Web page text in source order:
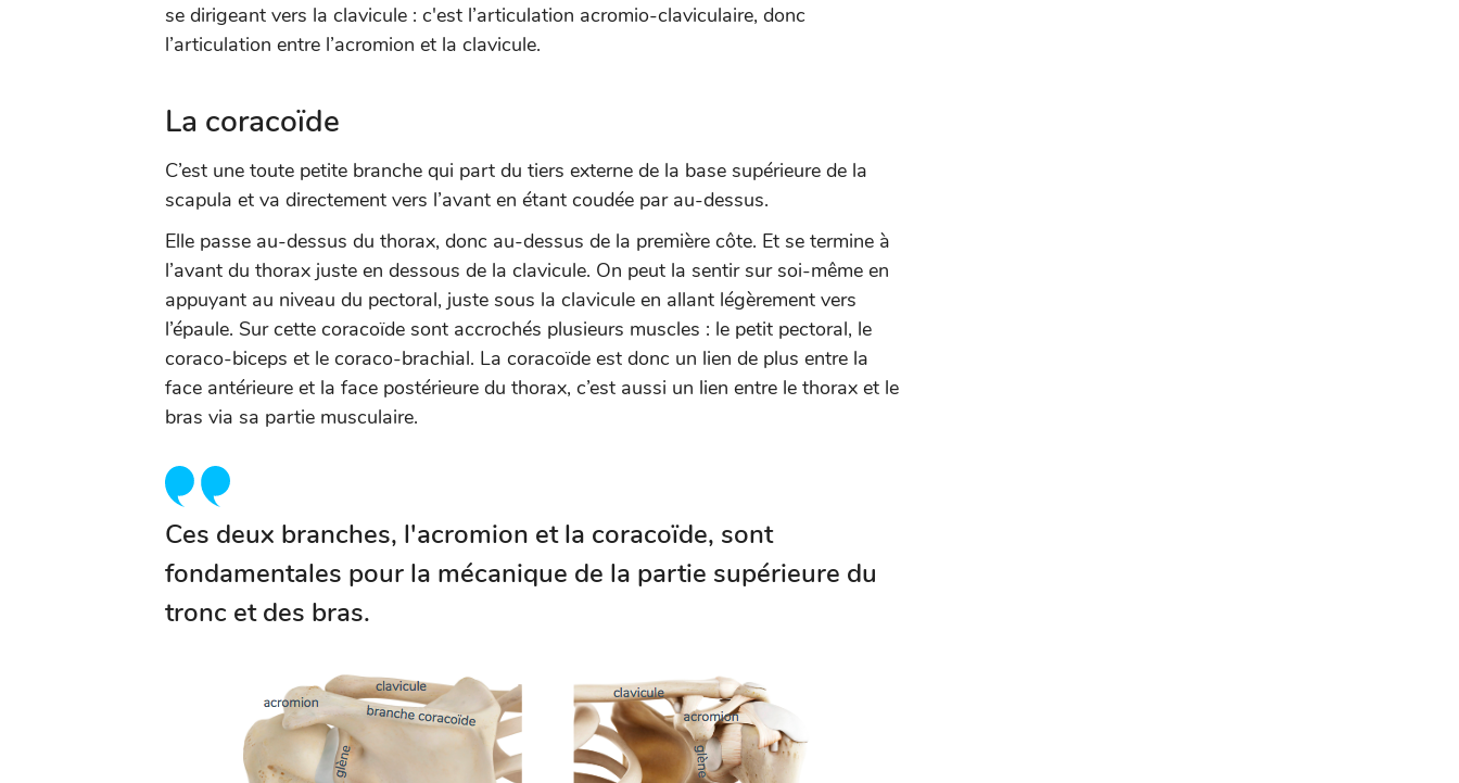
se dirigeant vers la clavicule : c'est l’articulation acromio-claviculaire, donc
l’articulation entre l’acromion et la clavicule.
La coracoïde
C’est une toute petite branche qui part du tiers externe de la base supérieure de la
scapula et va directement vers l’avant en étant coudée par au-dessus.
Elle passe au-dessus du thorax, donc au-dessus de la première côte. Et se termine à
l’avant du thorax juste en dessous de la clavicule. On peut la sentir sur soi-même en
appuyant au niveau du pectoral, juste sous la clavicule en allant légèrement vers
l’épaule. Sur cette coracoïde sont accrochés plusieurs muscles : le petit pectoral, le
coraco-biceps et le coraco-brachial. La coracoïde est donc un lien de plus entre la
face antérieure et la face postérieure du thorax, c’est aussi un lien entre le thorax et le
bras via sa partie musculaire.
Ces deux branches, l'acromion et la coracoïde, sont
fondamentales pour la mécanique de la partie supérieure du
tronc et des bras.